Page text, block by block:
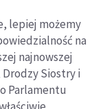
lepiej możemy
na
najnowszej
Siostry i
Parlamentu